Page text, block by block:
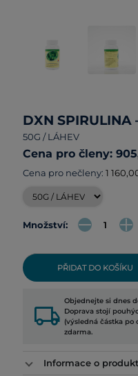
DXN SPIRULINA
50G / LÁHEV
Cena pro členy:
Cena pro nečleny: 1
Množství:
PŘIDAT DO KOŠÍKU
local_shipping Objednejte si dnes
Doprava stojí
(výsledná částka po
zdarma.
Informace o